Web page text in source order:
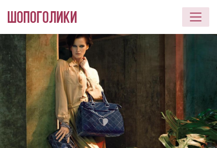
Перейти к основному содержанию